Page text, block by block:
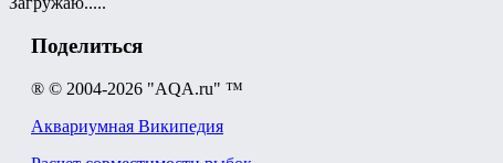
Поделиться
® © 2004-2026 "AQA.ru" ™
Аквариумная Википедия